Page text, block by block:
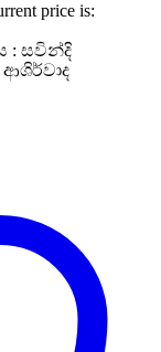
price is:
: සවින්දි
ආශිර්වාද